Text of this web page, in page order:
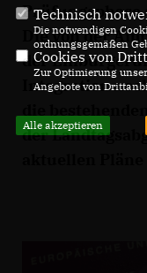
Prüfungsphase
Die von der
der
Integration
der
Technisch
Die notwendigen
ordnungsgemäßen
Cookies von
Zur Optimierung
Angebote von
Alle akzeptieren